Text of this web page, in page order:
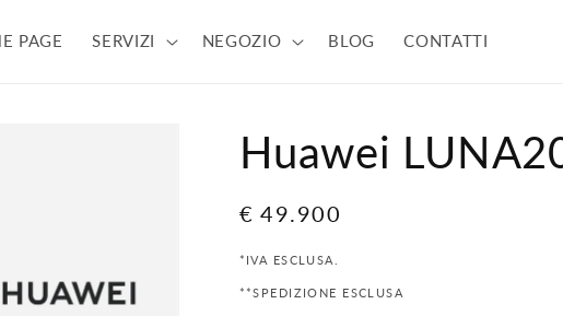
PAGE SERVIZI NEGOZIO BLOG CONTATTI
Huawei
Prezzo
€ 49.900
*IVA ESCLUSA.
**SPEDIZIONE ESCLUSA